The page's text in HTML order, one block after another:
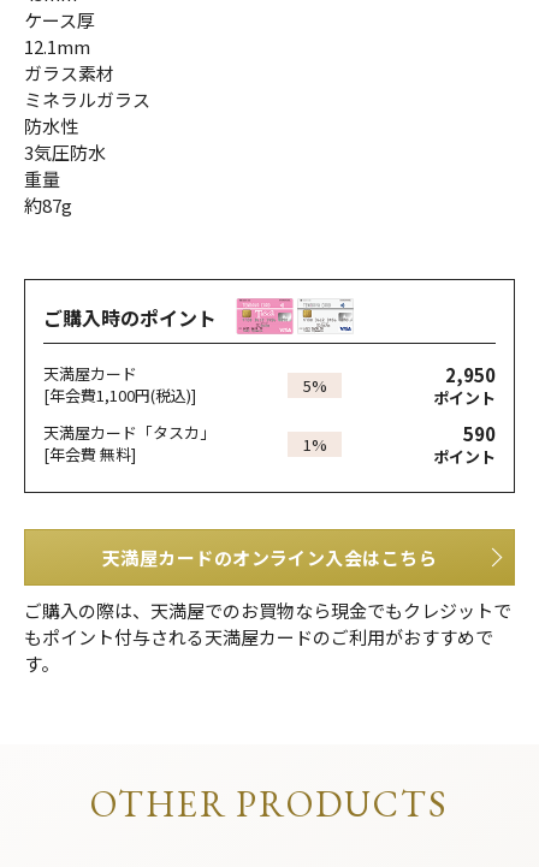
ケース厚
12.1mm
ガラス素材
ミネラルガラス
防水性
3気圧防水
重量
約87g
ご購入時のポイント
天満屋カード
[年会費1,100円(税込)]
5% 2,950
ポイント
天満屋カード「タスカ」
[年会費 無料]
1% 590
ポイント
天満屋カードのオンライン入会はこちら
ご購入の際は、天満屋でのお買物なら現金でもクレジットで
もポイント付与される天満屋カードのご利用がおすすめで
す。
OTHER PRODUCTS